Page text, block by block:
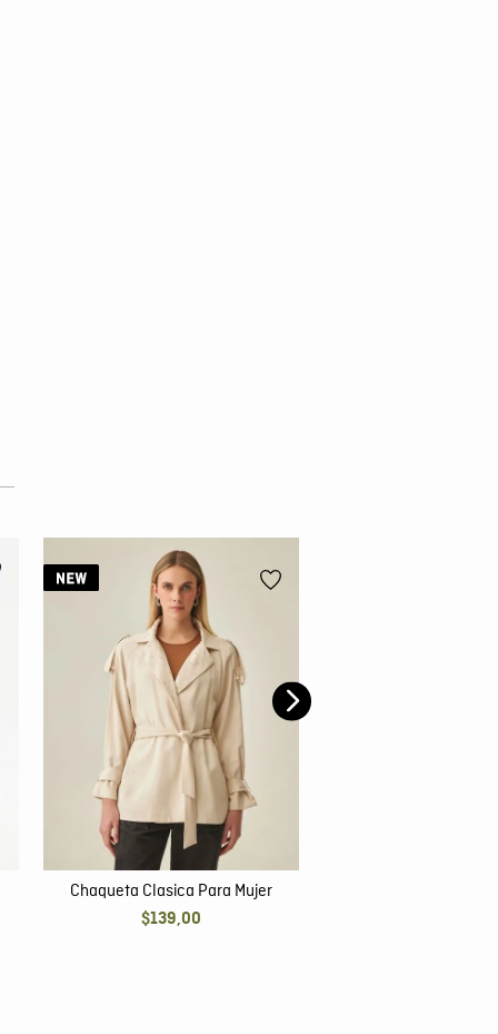
Chaqueta Clasica Para Mujer
$139,00